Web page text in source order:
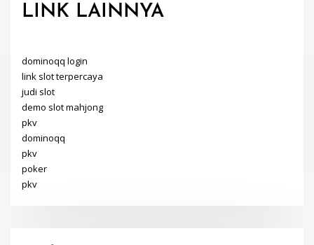
LINK LAINNYA
dominoqq login
link slot terpercaya
judi slot
demo slot mahjong
pkv
dominoqq
pkv
poker
pkv